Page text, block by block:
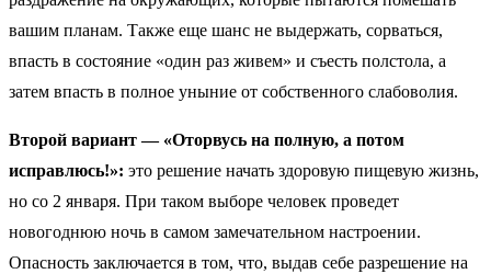
вашим планам. Также еще шанс не выдержать, сорваться,
впасть в состояние «один раз живем» и съесть полстола, а
затем впасть в полное уныние от собственного слабоволия.
Второй вариант — «Оторвусь на полную, а потом
исправлюсь!»: это решение начать здоровую пищевую жизнь,
но со 2 января. При таком выборе человек проведет
новогоднюю ночь в самом замечательном настроении.
Опасность заключается в том, что, выдав себе разрешение на